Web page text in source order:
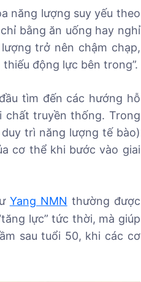
năng lượng suy yếu theo
bằng ăn uống hay nghỉ
trở nên chậm chạp,
động lực bên trong”.
tìm đến các hướng hỗ
truyền thống. Trong
trì năng lượng tế bào)
cơ thể khi bước vào giai
Yang NMN thường được
lực” tức thời, mà giúp
sau tuổi 50, khi các cơ